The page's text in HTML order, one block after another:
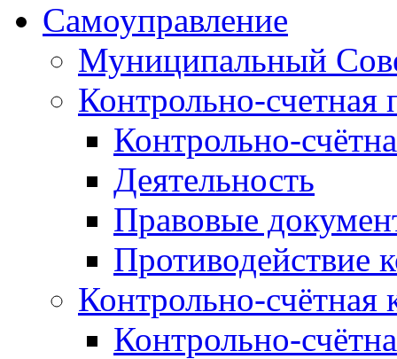
Самоуправление
Муниципальный
Контрольно-счетная
Контрольно-
Деятельность
Правовые
Противодействие
Контрольно-счётная
Контрольно-